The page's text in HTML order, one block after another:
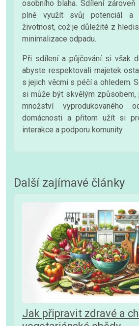
osobního blaha. Sdílení zároveň
plně využít svůj potenciál a
životnost, což je důležité z
minimalizace odpadu.
Při sdílení a půjčování si však
abyste respektovali majetek
s jejich věcmi s péčí a ohledem.
si může být skvělým způsobem,
množství vyprodukovaného
domácnosti a přitom užít si
interakce a podporu komunity.
Další zajímavé články
Jak připravit zdravé a